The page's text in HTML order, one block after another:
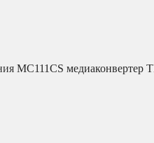
MC111CS медиаконвертер